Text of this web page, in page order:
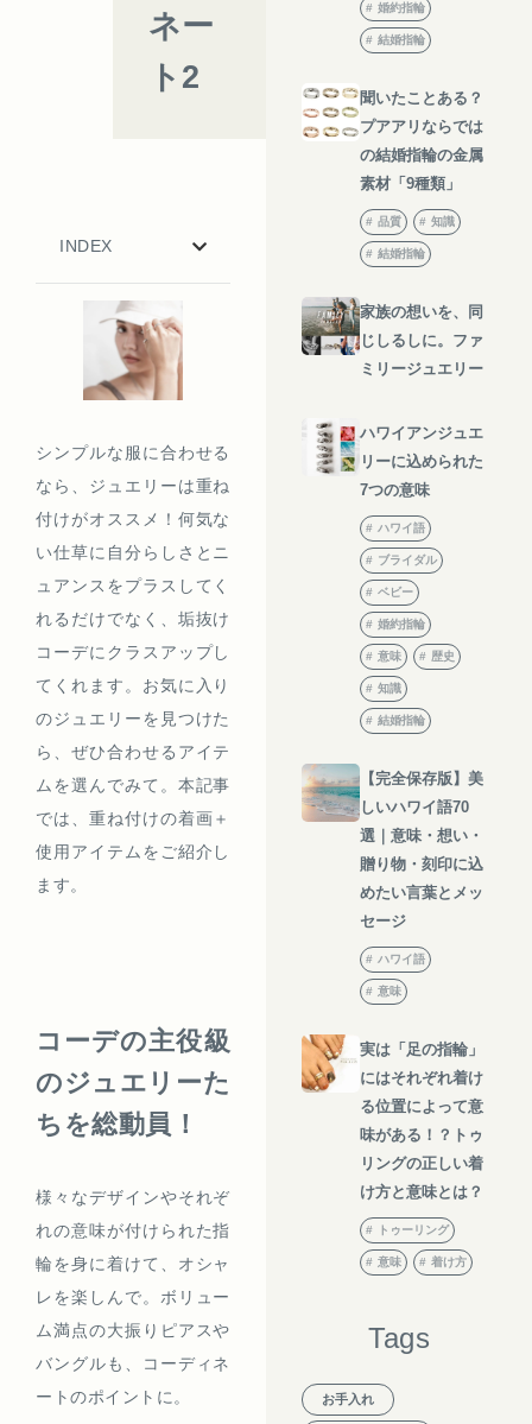
ネー
ト2
INDEX
シンプルな服に合わせる
なら、ジュエリーは重ね
付けがオススメ！何気な
い仕草に自分らしさとニ
ュアンスをプラスしてく
れるだけでなく、垢抜け
コーデにクラスアップし
てくれます。お気に入り
のジュエリーを見つけた
ら、ぜひ合わせるアイテ
ムを選んでみて。本記事
では、重ね付けの着画＋
使用アイテムをご紹介し
ます。
コーデの主役級
のジュエリーた
ちを総動員！
様々なデザインやそれぞ
れの意味が付けられた指
輪を身に着けて、オシャ
レを楽しんで。ボリュー
ム満点の大振りピアスや
バングルも、コーディネ
ートのポイントに。
婚約指輪
結婚指輪
聞いたことある？
プアアリならでは
の結婚指輪の金属
素材「9種類」
品質 知識
結婚指輪
家族の想いを、同
じしるしに。ファ
ミリージュエリー
ハワイアンジュエ
リーに込められた
7つの意味
ハワイ語
ブライダル
ベビー
婚約指輪
意味 歴史
知識
結婚指輪
【完全保存版】美
しいハワイ語70
選｜意味・想い・
贈り物・刻印に込
めたい言葉とメッ
セージ
ハワイ語
意味
実は「足の指輪」
にはそれぞれ着け
る位置によって意
味がある！？トゥ
リングの正しい着
け方と意味とは？
トゥーリング
意味 着け方
Tags
お手入れ